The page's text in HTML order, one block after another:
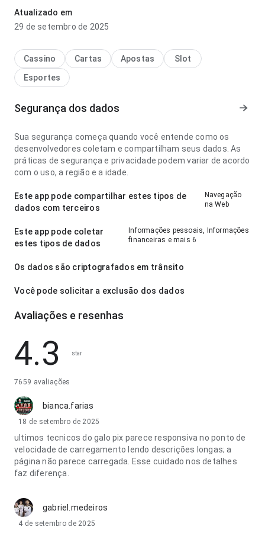
rótulos são fáceis de acompanhar. Esse equilíbrio torna o
app mais interessante para testar.
Atualizado em
29 de setembro de 2025
Cassino Cartas Apostas
Slot
Esportes
Segurança dos dados
Sua segurança começa quando você entende como os
desenvolvedores coletam e compartilham seus dados. As
práticas de segurança e privacidade podem variar de acordo
com o uso, a região e a idade.
Este app pode compartilhar estes tipos de
dados com terceiros
Navegação
na Web
Este app pode coletar
estes tipos de dados
Informações pessoais, Informações
financeiras e mais 6
Os dados são criptografados em trânsito
Você pode solicitar a exclusão dos dados
Avaliações e resenhas
4.3 star
7659 avaliações
bianca.farias
18 de setembro de 2025
ultimos tecnicos do galo pix parece responsiva no ponto de
velocidade de carregamento lendo descrições longas; a
página não parece carregada. Esse cuidado nos detalhes
faz diferença.
gabriel.medeiros
4 de setembro de 2025